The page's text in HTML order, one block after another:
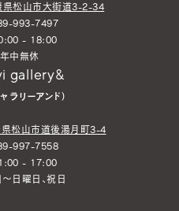
県松山市大街道3-2-34
993-7497
- 18:00
年中無休
gallery&
ラリーアンド）
県松山市道後湯月町3-4
997-7558
- 17:00
日曜日、祝日